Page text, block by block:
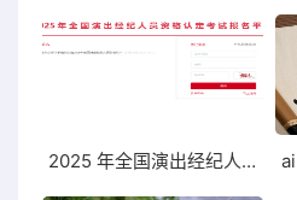
2025 年全国演出经纪人员资格认定考试报名时间